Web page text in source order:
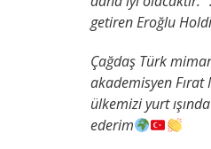
getiren Eroğlu
Çağdaş Türk
akademisyen Fırat
ülkemizi yurt
ederim